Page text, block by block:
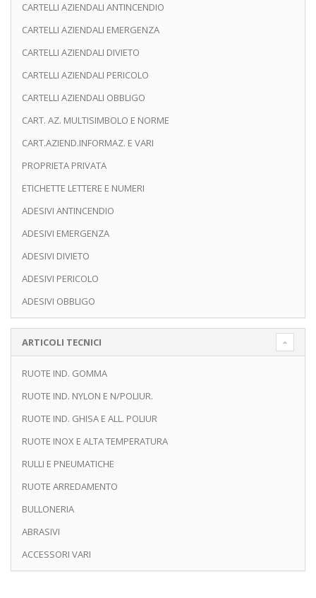
CARTELLI AZIENDALI ANTINCENDIO
CARTELLI AZIENDALI EMERGENZA
CARTELLI AZIENDALI DIVIETO
CARTELLI AZIENDALI PERICOLO
CARTELLI AZIENDALI OBBLIGO
CART. AZ. MULTISIMBOLO E NORME
CART.AZIEND.INFORMAZ. E VARI
PROPRIETA PRIVATA
ETICHETTE LETTERE E NUMERI
ADESIVI ANTINCENDIO
ADESIVI EMERGENZA
ADESIVI DIVIETO
ADESIVI PERICOLO
ADESIVI OBBLIGO
ARTICOLI TECNICI
RUOTE IND. GOMMA
RUOTE IND. NYLON E N/POLIUR.
RUOTE IND. GHISA E ALL. POLIUR
RUOTE INOX E ALTA TEMPERATURA
RULLI E PNEUMATICHE
RUOTE ARREDAMENTO
BULLONERIA
ABRASIVI
ACCESSORI VARI